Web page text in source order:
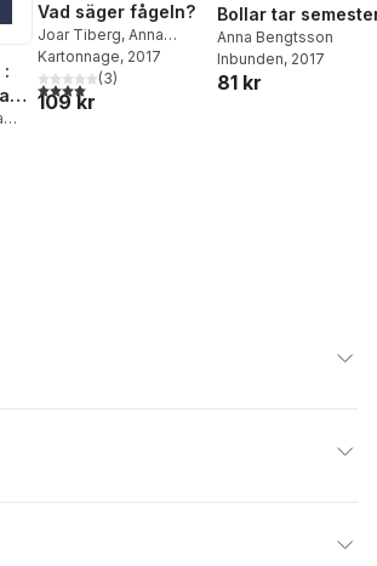
:
antal röster:
Vad säger fågeln?
Joar Tiberg, Anna
Bengtsson
Kartonnage, 2017
4,0utav 5 stjärnor. Totalt antal röster:
(3)
109 kr
Bollar tar
Anna Bengtsson
Inbunden, 2017
81 kr